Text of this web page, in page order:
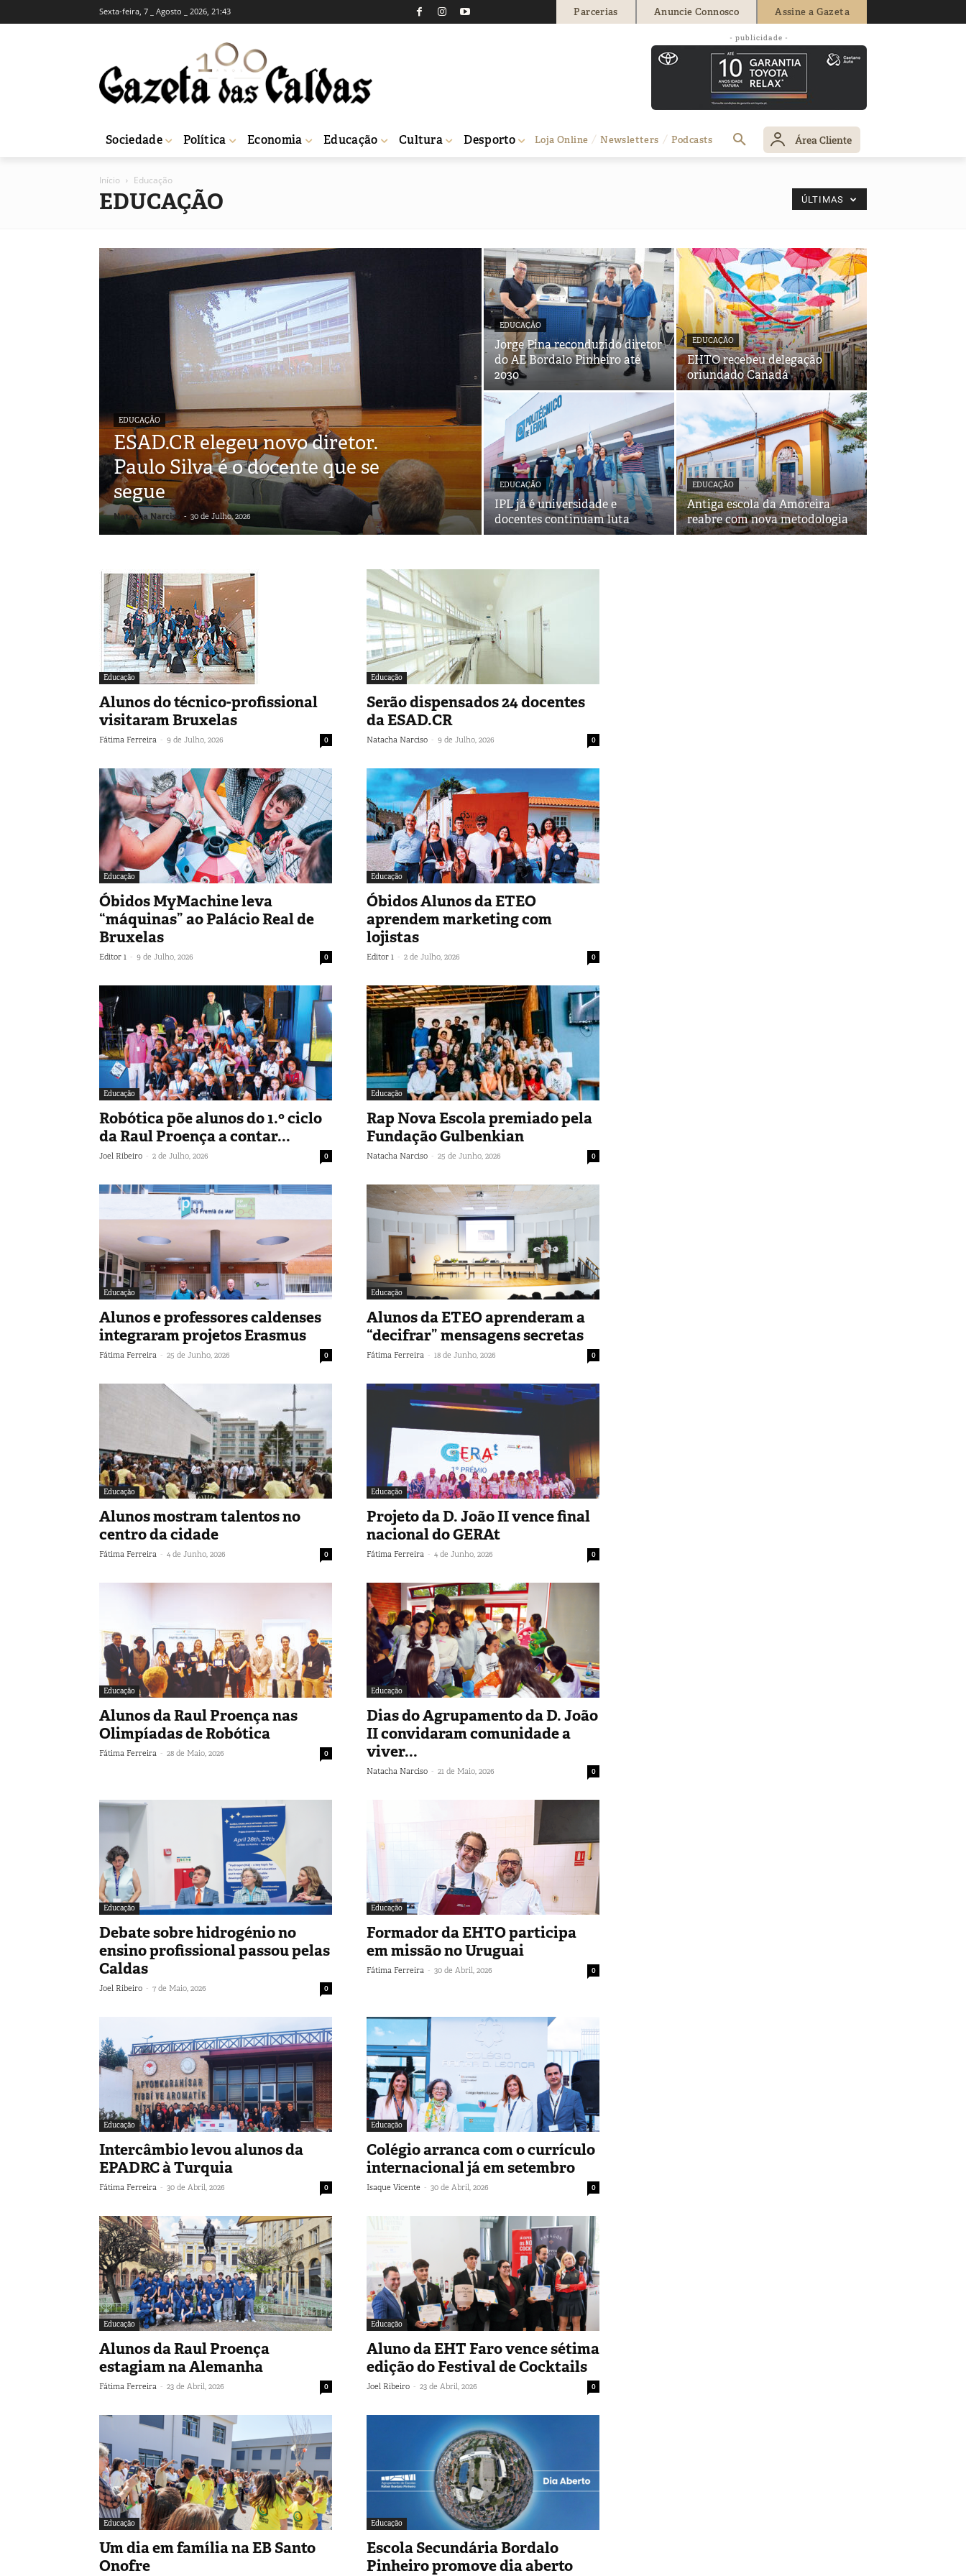
Sexta-feira, 7 _ Agosto _ 2026, 21:43 Parcerias Anuncie Connosco Assine a Gazeta
- publicidade -
Sociedade Política Economia Educação Cultura Desporto Loja Online Newsletters Podcasts Área Cliente
Início Educação
EDUCAÇÃO ÚLTIMAS
EDUCAÇÃO
ESAD.CR elegeu novo diretor.
Paulo Silva é o docente que se
segue
Natacha Narciso - 30 de Julho, 2026
EDUCAÇÃO
Jorge Pina reconduzido diretor
do AE Bordalo Pinheiro até
2030
EDUCAÇÃO
EHTO recebeu delegação
oriundado Canadá
EDUCAÇÃO
IPL já é universidade e
docentes continuam luta
EDUCAÇÃO
Antiga escola da Amoreira
reabre com nova metodologia
Educação
Alunos do técnico-profissional
visitaram Bruxelas
Fátima Ferreira - 9 de Julho, 2026 0
Educação
Serão dispensados 24 docentes
da ESAD.CR
Natacha Narciso - 9 de Julho, 2026 0
Educação
Óbidos MyMachine leva
“máquinas” ao Palácio Real de
Bruxelas
Editor 1 - 9 de Julho, 2026 0
Educação
Óbidos Alunos da ETEO
aprendem marketing com
lojistas
Editor 1 - 2 de Julho, 2026 0
Educação
Robótica põe alunos do 1.º ciclo
da Raul Proença a contar...
Joel Ribeiro - 2 de Julho, 2026 0
Educação
Rap Nova Escola premiado pela
Fundação Gulbenkian
Natacha Narciso - 25 de Junho, 2026 0
Educação
Alunos e professores caldenses
integraram projetos Erasmus
Fátima Ferreira - 25 de Junho, 2026 0
Educação
Alunos da ETEO aprenderam a
“decifrar” mensagens secretas
Fátima Ferreira - 18 de Junho, 2026 0
Educação
Alunos mostram talentos no
centro da cidade
Fátima Ferreira - 4 de Junho, 2026 0
Educação
Projeto da D. João II vence final
nacional do GERAt
Fátima Ferreira - 4 de Junho, 2026 0
Educação
Alunos da Raul Proença nas
Olimpíadas de Robótica
Fátima Ferreira - 28 de Maio, 2026 0
Educação
Dias do Agrupamento da D. João
II convidaram comunidade a
viver...
Natacha Narciso - 21 de Maio, 2026 0
Educação
Debate sobre hidrogénio no
ensino profissional passou pelas
Caldas
Joel Ribeiro - 7 de Maio, 2026 0
Educação
Formador da EHTO participa
em missão no Uruguai
Fátima Ferreira - 30 de Abril, 2026 0
Educação
Intercâmbio levou alunos da
EPADRC à Turquia
Fátima Ferreira - 30 de Abril, 2026 0
Educação
Colégio arranca com o currículo
internacional já em setembro
Isaque Vicente - 30 de Abril, 2026 0
Educação
Alunos da Raul Proença
estagiam na Alemanha
Fátima Ferreira - 23 de Abril, 2026 0
Educação
Aluno da EHT Faro vence sétima
edição do Festival de Cocktails
Joel Ribeiro - 23 de Abril, 2026 0
Educação
Um dia em família na EB Santo
Onofre
Educação
Escola Secundária Bordalo
Pinheiro promove dia aberto